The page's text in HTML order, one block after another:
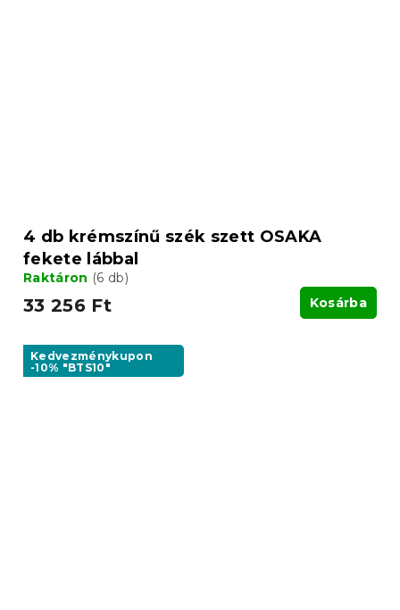
4 db krémszínű szék szett OSAKA
fekete lábbal
Raktáron (6 db)
33 256 Ft Kosárba
Kedvezménykupon
-10% "BTS10"